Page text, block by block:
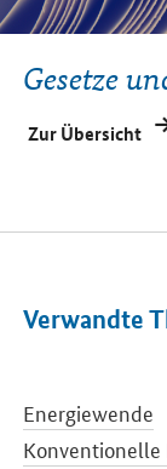
Gesetze
Zur Übersicht
Verwandte
Energiewende
Konventionelle